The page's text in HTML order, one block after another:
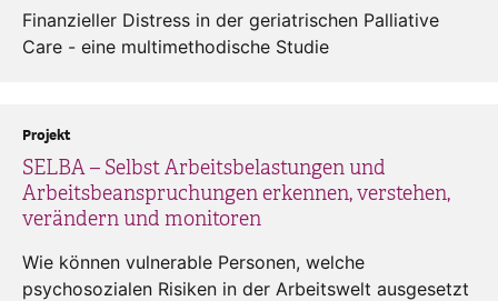
Finanzieller Distress in der geriatrischen Palliative
Care - eine multimethodische Studie
SELBA – Selbst Arbeitsbelastungen und
Arbeitsbeanspruchungen erkennen, verstehen,
verändern und monitoren
Projekt
Wie können vulnerable Personen, welche
psychosozialen Risiken in der Arbeitswelt ausgesetzt